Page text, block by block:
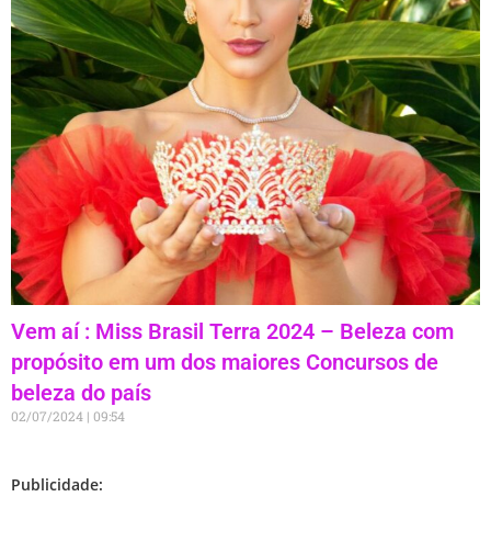
Vem aí : Miss Brasil Terra 2024 – Beleza com
propósito em um dos maiores Concursos de
beleza do país
02/07/2024 09:54
Publicidade: